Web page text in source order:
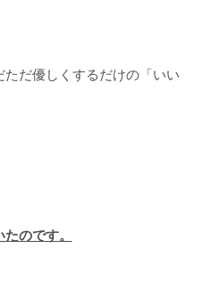
だ優しくするだけの「いい
のです。